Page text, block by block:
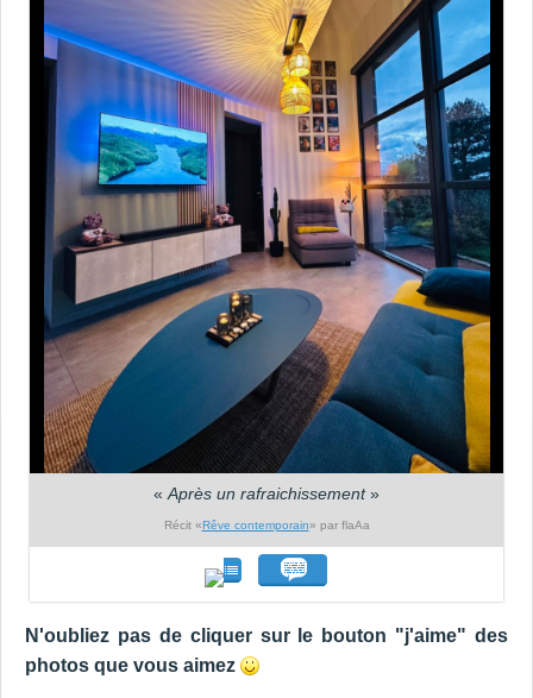
« Après un rafraichissement»
Récit «Rêve contemporain» par flaAa
N'oubliez pas de cliquer sur le bouton "j'aime" des
photos que vous aimez